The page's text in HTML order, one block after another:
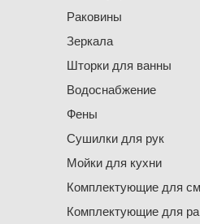
Раковины
Зеркала
Шторки для ванны
Водоснабжение
Фены
Сушилки для рук
Мойки для кухни
Комплектующие для
Комплектующие для